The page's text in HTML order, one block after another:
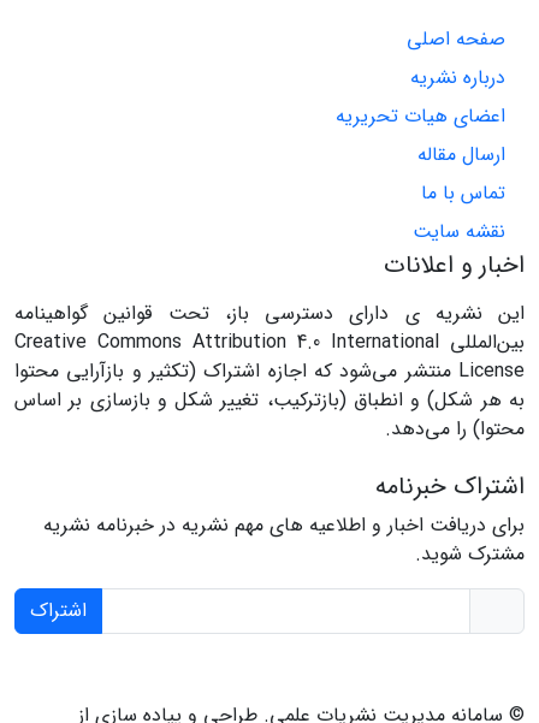
صفحه اصلی
درباره نشریه
اعضای هیات تحریریه
ارسال مقاله
تماس با ما
نقشه سایت
اخبار و اعلانات
این نشریه ی دارای دسترسی باز، تحت قوانین گواهینامه
بین‌المللی Creative Commons Attribution 4.0 International
License منتشر می‌شود که اجازه اشتراک (تکثیر و بازآرایی محتوا
به هر شکل) و انطباق (بازترکیب، تغییر شکل و بازسازی بر اساس
محتوا) را می‌دهد.
اشتراک خبرنامه
برای دریافت اخبار و اطلاعیه های مهم نشریه در خبرنامه نشریه
مشترک شوید.
اشتراک
© سامانه مدیریت نشریات علمی. طراحی و پیاده سازی از